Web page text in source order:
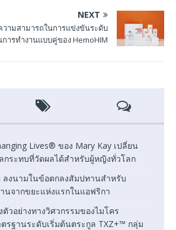
NEXT
วามสามารถในการแข่งขันระดับ
ารทํางานแบบคู่ของ HemoHIM
Lives® ของ Mary Kay เปลี่ยน
กระทบที่วัดผลได้สำหรับผู้หญิงทั่วโลก
ลงนามในข้อตกลงสัมปทานสำหรับ
นจากขยะแห่งแรกในแอฟริกา
ตัวอย่างทางวิศวกรรมของไมโคร
รฐานระดับเริ่มต้นตระกูล TXZ+™ กลุ่ม